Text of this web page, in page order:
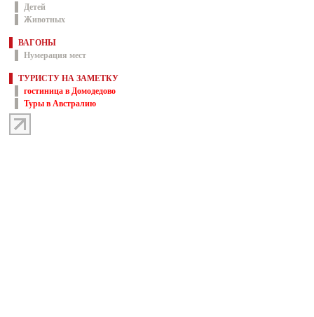
Детей
Животных
ВАГОНЫ
Нумерация мест
ТУРИСТУ НА ЗАМЕТКУ
гостиница в Домодедово
Туры в Австралию